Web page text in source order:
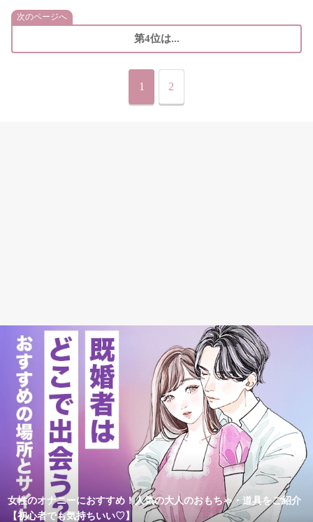
次のページへ
第4位は...
1 2
女性のオナニーにおすすめ！人気の大人のおもちゃ・道具をご紹介
【初心者でも気持ちいい♡】